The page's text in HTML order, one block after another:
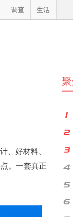
调查 生活
、好材料、
。一套真正